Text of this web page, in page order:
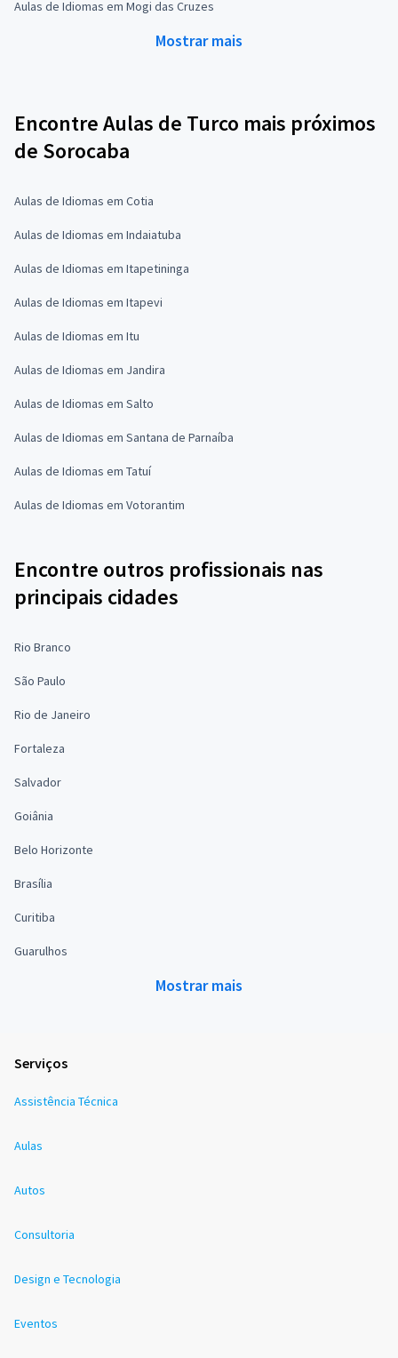
Aulas de Idiomas em Mogi das Cruzes
Mostrar mais
Encontre Aulas de Turco mais próximos
de Sorocaba
Aulas de Idiomas em Cotia
Aulas de Idiomas em Indaiatuba
Aulas de Idiomas em Itapetininga
Aulas de Idiomas em Itapevi
Aulas de Idiomas em Itu
Aulas de Idiomas em Jandira
Aulas de Idiomas em Salto
Aulas de Idiomas em Santana de Parnaíba
Aulas de Idiomas em Tatuí
Aulas de Idiomas em Votorantim
Encontre outros profissionais nas
principais cidades
Rio Branco
São Paulo
Rio de Janeiro
Fortaleza
Salvador
Goiânia
Belo Horizonte
Brasília
Curitiba
Guarulhos
Mostrar mais
Serviços
Assistência Técnica
Aulas
Autos
Consultoria
Design e Tecnologia
Eventos